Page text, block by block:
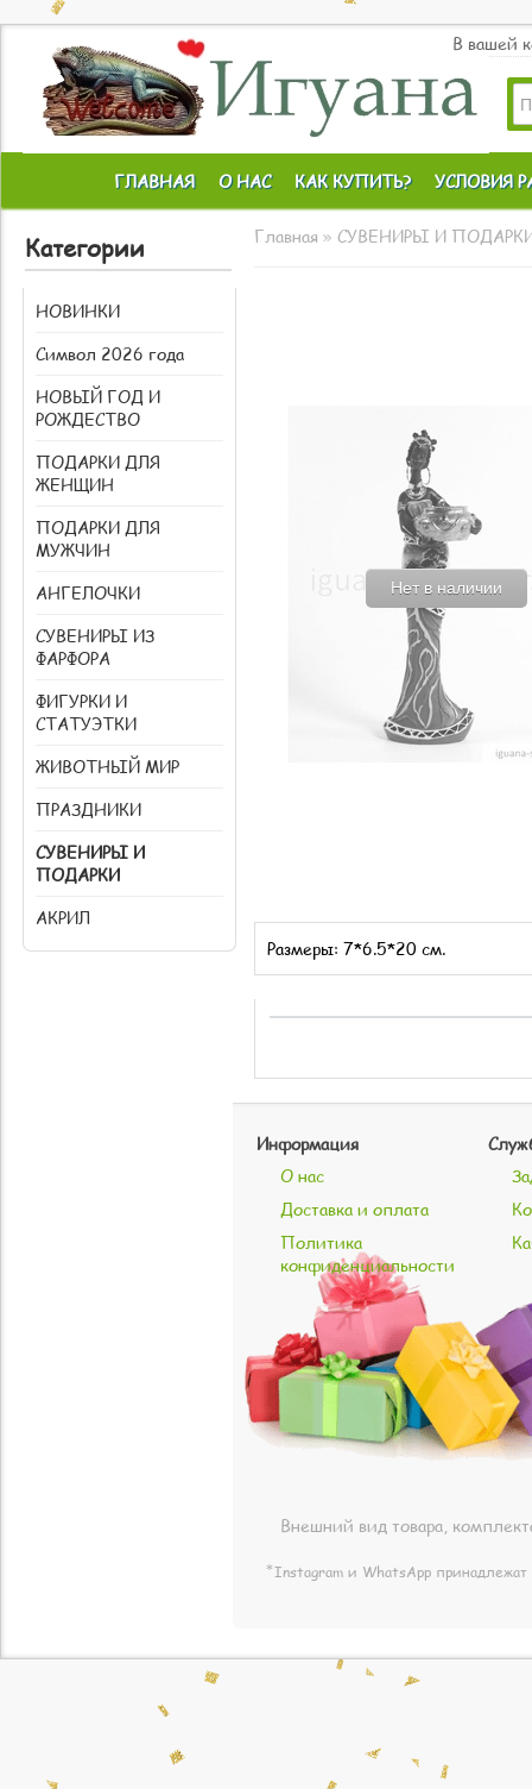
В вашей
ГЛАВНАЯ О НАС КАК КУПИТЬ? УСЛОВИЯ
Категории
НОВИНКИ
Символ 2026 года
НОВЫЙ ГОД И
РОЖДЕСТВО
ПОДАРКИ ДЛЯ
ЖЕНЩИН
ПОДАРКИ ДЛЯ
МУЖЧИН
АНГЕЛОЧКИ
СУВЕНИРЫ ИЗ
ФАРФОРА
ФИГУРКИ И
СТАТУЭТКИ
ЖИВОТНЫЙ МИР
ПРАЗДНИКИ
СУВЕНИРЫ И
ПОДАРКИ
АКРИЛ
Главная » СУВЕНИРЫ И
Нет в наличии
Размеры: 7*6.5*20 см.
Информация
О нас
Доставка и оплата
Политика
конфиденциальности
Внешний вид товара,
Instagram и WhatsApp принадлежат